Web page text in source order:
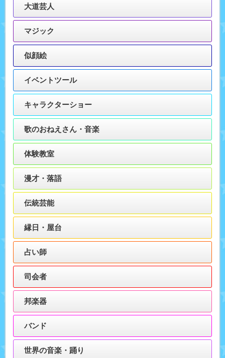
大道芸人
マジック
似顔絵
イベントツール
キャラクターショー
歌のおねえさん・音楽
体験教室
漫才・落語
伝統芸能
縁日・屋台
占い師
司会者
邦楽器
バンド
世界の音楽・踊り